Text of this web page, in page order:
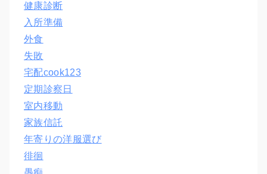
健康診断
入所準備
外食
失敗
宅配cook123
定期診察日
室内移動
家族信託
年寄りの洋服選び
徘徊